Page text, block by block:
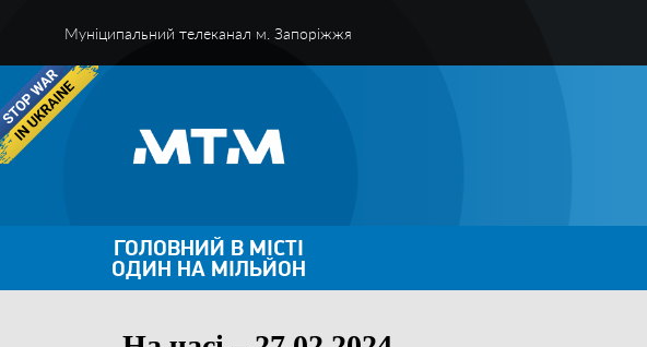
Муніципальний телеканал м. Запоріжжя
ГОЛОВНИЙ В МІСТІ
ОДИН НА МІЛЬЙОН